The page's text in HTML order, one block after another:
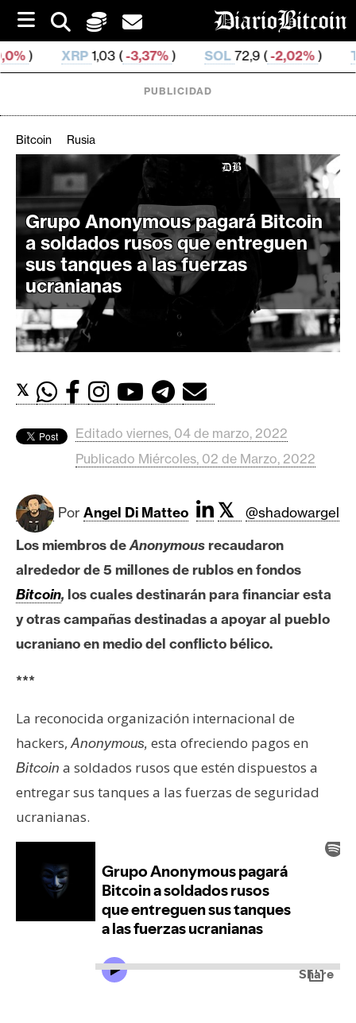
i
p
t
o
(-3,37%) SOL72,9 (-2,02%) TRX0,326 867 (
C
r
i
p
t
o
M
r
c
d
s
i
c
o
i
n
e
r
e
u
I
A
PUBLICIDAD
Bitcoin Rusia
Grupo Anonymous pagará Bitcoin
a soldados rusos que entreguen
sus tanques a las fuerzas
ucranianas
𝕏
Editado viernes, 04 de marzo, 2022
Publicado Miércoles, 02 de Marzo, 2022
Por Angel Di Matteo 𝕏
@shadowargel
Los miembros deAnonymousrecaudaron
alrededor de 5 millones de rublos en fondos
Bitcoin, los cuales destinarán para financiar esta
y otras campañas destinadas a apoyar al pueblo
ucraniano en medio del conflicto bélico.
***
La reconocida organización internacional de
hackers,Anonymous, esta ofreciendo pagos en
Bitcoin a soldados rusos que estén dispuestos a
entregar sus tanques a las fuerzas de seguridad
ucranianas.